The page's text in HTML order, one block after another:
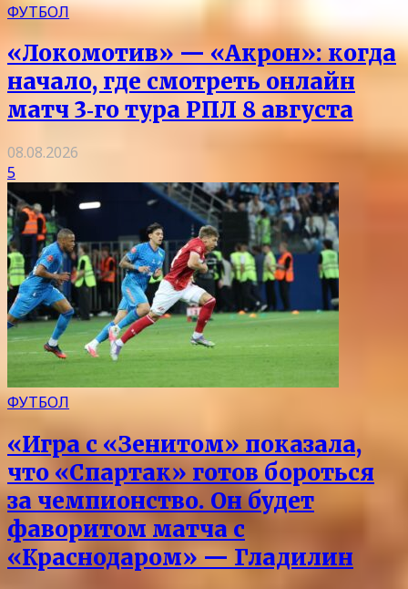
ФУТБОЛ
«Локомотив» — «Акрон»: когда
начало, где смотреть онлайн
матч 3‑го тура РПЛ 8 августа
08.08.2026
5
ФУТБОЛ
«Игра с «Зенитом» показала,
что «Спартак» готов бороться
за чемпионство. Он будет
фаворитом матча с
«Краснодаром» — Гладилин